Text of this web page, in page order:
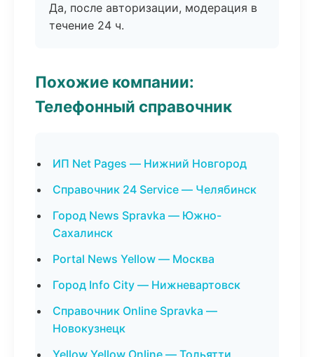
Да, после авторизации, модерация в
течение 24 ч.
Похожие компании:
Телефонный справочник
ИП Net Pages — Нижний Новгород
Справочник 24 Service — Челябинск
Город News Spravka — Южно-
Сахалинск
Portal News Yellow — Москва
Город Info City — Нижневартовск
Справочник Online Spravka —
Новокузнецк
Yellow Yellow Online — Тольятти